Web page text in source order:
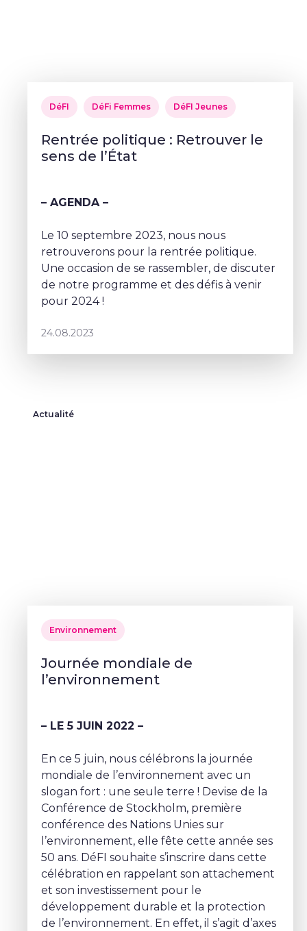
DéFI DéFi Femmes DéFI Jeunes
Rentrée politique : Retrouver le
sens de l’État
– AGENDA –
Le 10 septembre 2023, nous nous
retrouverons pour la rentrée politique.
Une occasion de se rassembler, de discuter
de notre programme et des défis à venir
pour 2024 !
24.08.2023
Actualité
Environnement
Journée mondiale de
l’environnement
– LE 5 JUIN 2022 –
En ce 5 juin, nous célébrons la journée
mondiale de l’environnement avec un
slogan fort : une seule terre ! Devise de la
Conférence de Stockholm, première
conférence des Nations Unies sur
l’environnement, elle fête cette année ses
50 ans. DéFI souhaite s’inscrire dans cette
célébration en rappelant son attachement
et son investissement pour le
développement durable et la protection
de l’environnement. En effet, il s’agit d’axes